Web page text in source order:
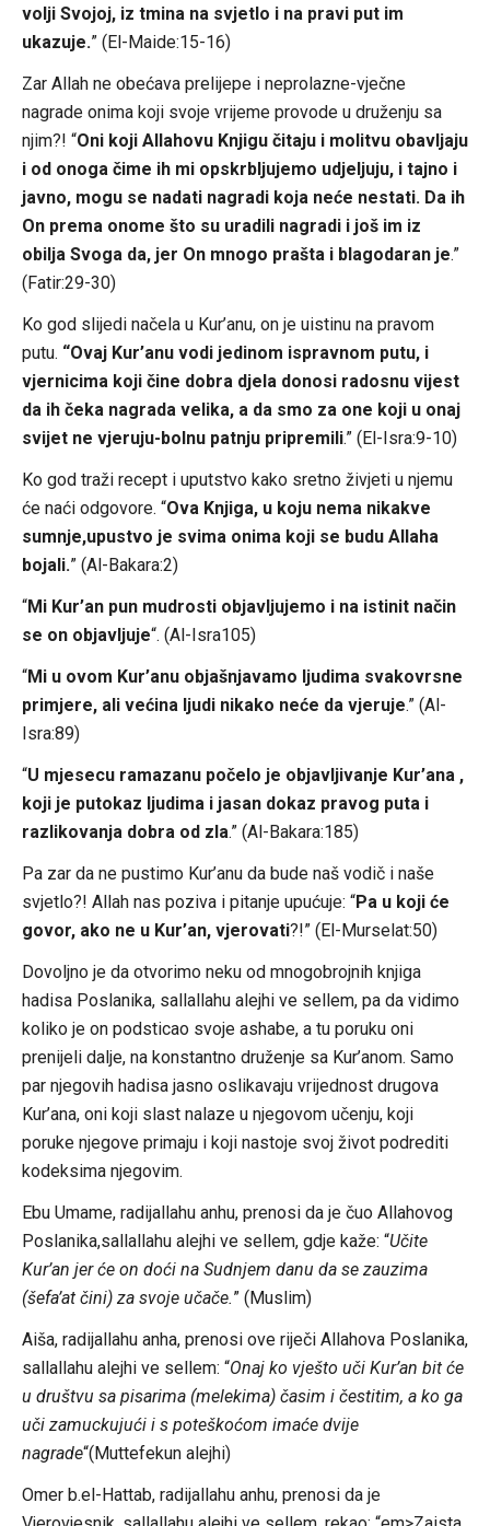
volji Svojoj, iz tmina na svjetlo i na pravi put im
ukazuje.” (El-Maide:15-16)
Zar Allah ne obećava prelijepe i neprolazne-vječne
nagrade onima koji svoje vrijeme provode u druženju sa
njim?! “Oni koji Allahovu Knjigu čitaju i molitvu obavljaju
i od onoga čime ih mi opskrbljujemo udjeljuju, i tajno i
javno, mogu se nadati nagradi koja neće nestati. Da ih
On prema onome što su uradili nagradi i još im iz
obilja Svoga da, jer On mnogo prašta i blagodaran je.”
(Fatir:29-30)
Ko god slijedi načela u Kur’anu, on je uistinu na pravom
putu. “Ovaj Kur’anu vodi jedinom ispravnom putu, i
vjernicima koji čine dobra djela donosi radosnu vijest
da ih čeka nagrada velika, a da smo za one koji u onaj
svijet ne vjeruju-bolnu patnju pripremili.” (El-Isra:9-10)
Ko god traži recept i uputstvo kako sretno živjeti u njemu
će naći odgovore. “Ova Knjiga, u koju nema nikakve
sumnje,upustvo je svima onima koji se budu Allaha
bojali.” (Al-Bakara:2)
“Mi Kur’an pun mudrosti objavljujemo i na istinit način
se on objavljuje“. (Al-Isra105)
“Mi u ovom Kur’anu objašnjavamo ljudima svakovrsne
primjere, ali većina ljudi nikako neće da vjeruje.” (Al-
Isra:89)
“U mjesecu ramazanu počelo je objavljivanje Kur’ana ,
koji je putokaz ljudima i jasan dokaz pravog puta i
razlikovanja dobra od zla.” (Al-Bakara:185)
Pa zar da ne pustimo Kur’anu da bude naš vodič i naše
svjetlo?! Allah nas poziva i pitanje upućuje: “Pa u koji će
govor, ako ne u Kur’an, vjerovati?!” (El-Murselat:50)
Dovoljno je da otvorimo neku od mnogobrojnih knjiga
hadisa Poslanika, sallallahu alejhi ve sellem, pa da vidimo
koliko je on podsticao svoje ashabe, a tu poruku oni
prenijeli dalje, na konstantno druženje sa Kur’anom. Samo
par njegovih hadisa jasno oslikavaju vrijednost drugova
Kur’ana, oni koji slast nalaze u njegovom učenju, koji
poruke njegove primaju i koji nastoje svoj život podrediti
kodeksima njegovim.
Ebu Umame, radijallahu anhu, prenosi da je čuo Allahovog
Poslanika,sallallahu alejhi ve sellem, gdje kaže: “Učite
Kur’an jer će on doći na Sudnjem danu da se zauzima
(šefa’at čini) za svoje učače.” (Muslim)
Aiša, radijallahu anha, prenosi ove riječi Allahova Poslanika,
sallallahu alejhi ve sellem: “Onaj ko vješto uči Kur’an bit će
u društvu sa pisarima (melekima) časim i čestitim, a ko ga
uči zamuckujući i s poteškoćom imaće dvije
nagrade“(Muttefekun alejhi)
Omer b.el-Hattab, radijallahu anhu, prenosi da je